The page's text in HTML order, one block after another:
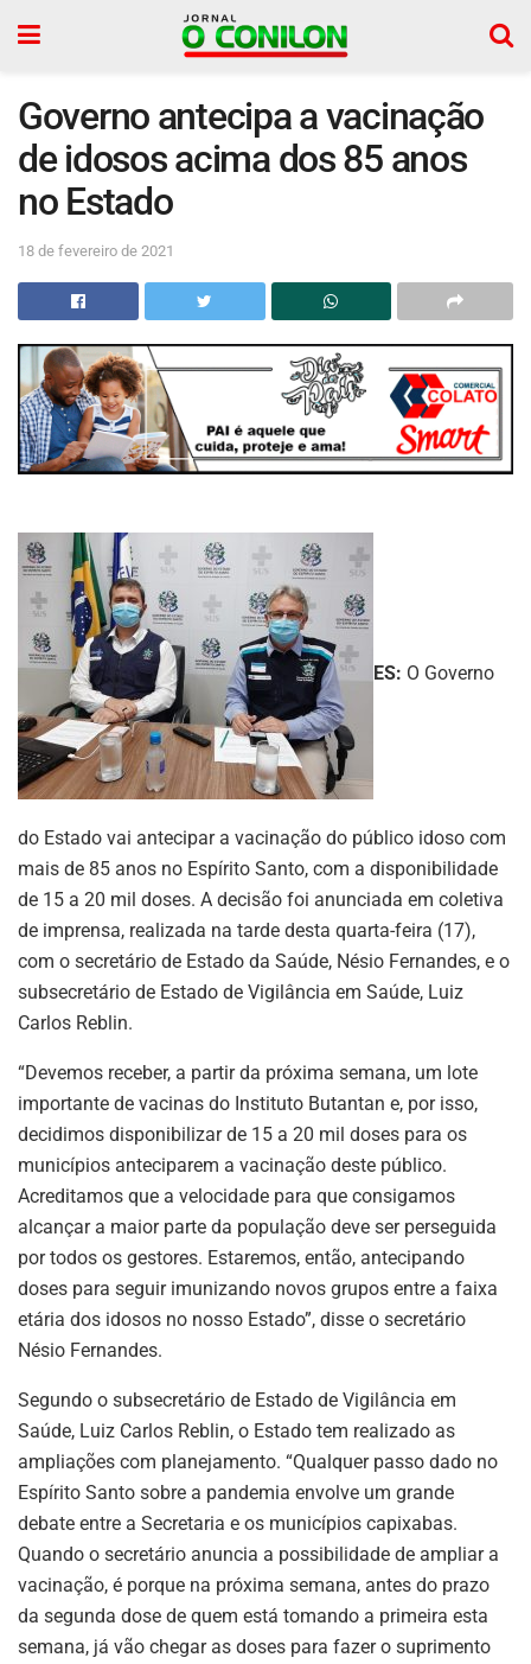
Governo antecipa a vacinação
de idosos acima dos 85 anos
no Estado
18 de fevereiro de 2021
ES: O Governo
do Estado vai antecipar a vacinação do público idoso com
mais de 85 anos no Espírito Santo, com a disponibilidade
de 15 a 20 mil doses. A decisão foi anunciada em coletiva
de imprensa, realizada na tarde desta quarta-feira (17),
com o secretário de Estado da Saúde, Nésio Fernandes, e o
subsecretário de Estado de Vigilância em Saúde, Luiz
Carlos Reblin.
“Devemos receber, a partir da próxima semana, um lote
importante de vacinas do Instituto Butantan e, por isso,
decidimos disponibilizar de 15 a 20 mil doses para os
municípios anteciparem a vacinação deste público.
Acreditamos que a velocidade para que consigamos
alcançar a maior parte da população deve ser perseguida
por todos os gestores. Estaremos, então, antecipando
doses para seguir imunizando novos grupos entre a faixa
etária dos idosos no nosso Estado”, disse o secretário
Nésio Fernandes.
Segundo o subsecretário de Estado de Vigilância em
Saúde, Luiz Carlos Reblin, o Estado tem realizado as
ampliações com planejamento. “Qualquer passo dado no
Espírito Santo sobre a pandemia envolve um grande
debate entre a Secretaria e os municípios capixabas.
Quando o secretário anuncia a possibilidade de ampliar a
vacinação, é porque na próxima semana, antes do prazo
da segunda dose de quem está tomando a primeira esta
semana, já vão chegar as doses para fazer o suprimento